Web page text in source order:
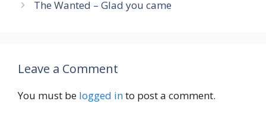
The Wanted – Glad you came
Leave a Comment
You must be logged into post a comment.